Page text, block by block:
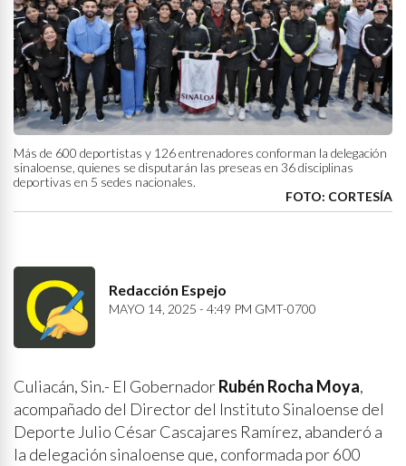
Más de 600 deportistas y 126 entrenadores conforman la delegación
sinaloense, quienes se disputarán las preseas en 36 disciplinas
deportivas en 5 sedes nacionales.
FOTO: CORTESÍA
Redacción Espejo
MAYO 14, 2025 - 4:49 PM GMT-0700
Culiacán, Sin.- El GobernadorRubén Rocha Moya,
acompañado del Director del Instituto Sinaloense del
Deporte Julio César Cascajares Ramírez, abanderó a
la delegación sinaloense que, conformada por 600